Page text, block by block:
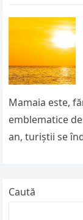
Mamaia este,
emblematice
an, turiștii se
Caută